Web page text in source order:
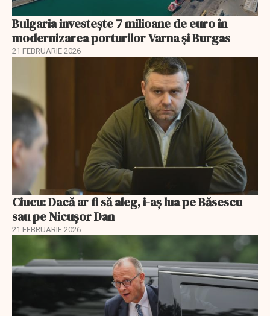
Bulgaria investește 7 milioane de euro în
modernizarea porturilor Varna și Burgas
21 FEBRUARIE 2026
Ciucu: Dacă ar fi să aleg, i-aș lua pe Băsescu
sau pe Nicușor Dan
21 FEBRUARIE 2026